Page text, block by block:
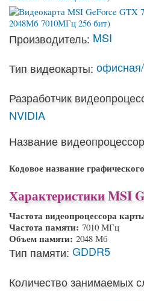
Производитель: MSI
Тип видеокарты:
Разработчик
NVIDIA
Название
Кодовое название
Характеристики MSI
Частота видеопроцессора
Частота памяти: 7010 МГц
Объем памяти: 2048 Мб
Тип памяти: GDDR5
Количество занимаемых